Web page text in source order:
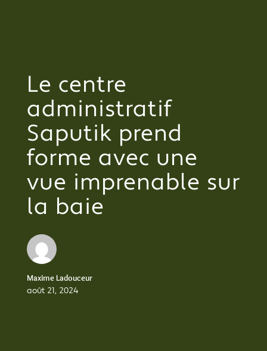
Le centre
administratif
Saputik prend
forme avec une
vue imprenable sur
la baie
Maxime Ladouceur
août 21, 2024